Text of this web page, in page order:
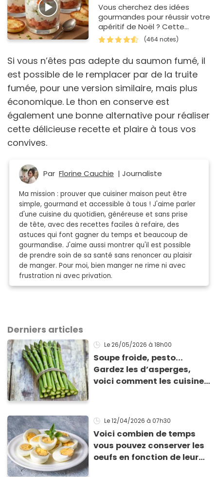
Vous cherchez des idées
gourmandes pour réussir votre
apéritif de Noël ? Cette
recette de verrine au saumon
fumé est parfaite pour…
(464 notes)
Si vous n’êtes pas adepte du saumon fumé, il
est possible de le remplacer par de la truite
fumée, pour une version similaire, mais plus
économique. Le thon en conserve est
également une bonne alternative pour réaliser
cette délicieuse recette et plaire à tous vos
convives.
Par Florine Cauchie | Journaliste
Ma mission : prouver que cuisiner maison peut être
simple, gourmand et accessible à tous ! J'aime parler
d'une cuisine du quotidien, généreuse et sans prise
de tête, avec des recettes faciles à refaire, des
astuces qui font gagner du temps et beaucoup de
gourmandise. J'aime aussi montrer qu'il est possible
de prendre soin de sa santé sans renoncer au plaisir
de manger. Pour moi, bien manger ne rime ni avec
frustration ni avec privation.
Derniers articles
Le 26/05/2026 à 18h00
Soupe froide, pesto...
Gardez les d’asperges,
voici comment les cuisiner
Le 12/04/2026 à 07h30
Voici combien de temps
vous pouvez conserver les
oeufs en fonction de leur